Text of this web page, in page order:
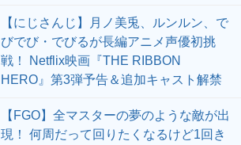
【にじさんじ】月ノ美兎、ルンルン、で
びでび・でびるが長編アニメ声優初挑
戦！ Netflix映画『THE RIBBON
HERO』第3弾予告＆追加キャスト解禁
【FGO】全マスターの夢のような敵が出
現！ 何周だって回りたくなるけど1回き